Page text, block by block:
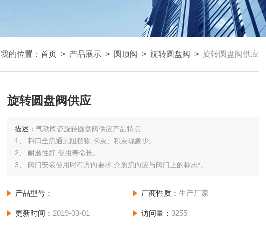
我的位置： 首页 > 产品展示 > 圆顶阀 > 旋转圆盘阀 > 旋转圆盘阀供应
旋转圆盘阀供应
描述：气动陶瓷旋转圆盘阀供应产品特点
1、 料口全流通无阻挡物,卡灰、积灰现象少。
2、 耐磨性好,使用寿命长。
3、 阀门安装使用时有方向要求,介质流向应与阀门上的标志*。
产品型号： 厂商性质： 生产厂家
更新时间： 2019-03-01 访问量： 3255